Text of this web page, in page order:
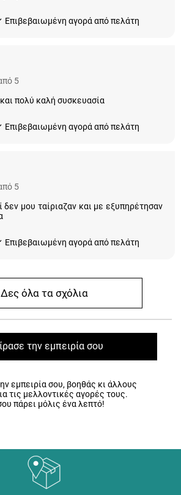
Eπιβεβαιωμένη αγορά από πελάτη
5
πολύ καλή συσκευασία
Eπιβεβαιωμένη αγορά από πελάτη
5
δεν μου ταίριαζαν και με εξυπηρέτησαν
Eπιβεβαιωμένη αγορά από πελάτη
Δες όλα τα σχόλια
την εμπειρία σου
εμπειρία σου, βοηθάς κι άλλους
τις μελλοντικές αγορές τους.
πάρει μόλις ένα λεπτό!